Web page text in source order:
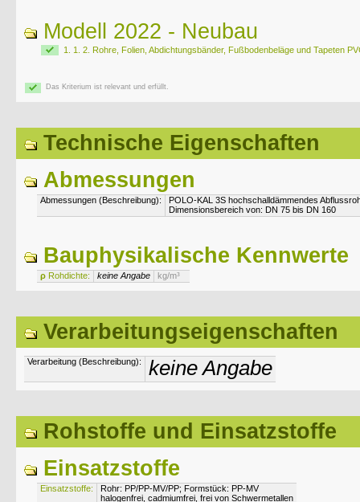
Modell 2022 - Neubau
1. 1. 2. Rohre, Folien, Abdichtungsbänder, Fußbodenbeläge und Tapeten
Das Kriterium ist relevant und erfüllt.
Technische Eigenschaften
Abmessungen
Abmessungen (Beschreibung):
POLO-KAL 3S hochschalldämmendes
Dimensionsbereich von: DN 75 bis DN 160
Bauphysikalische Kennwerte
ρ Rohdichte: keine Angabe kg/m³
Verarbeitungseigenschaften
Verarbeitung (Beschreibung): keine Angabe
Rohstoffe und Einsatzstoffe
Einsatzstoffe
Einsatzstoffe:
Rohr: PP/PP-MV/PP; Formstück: PP-MV
halogenfrei, cadmiumfrei, frei von Schwermetallen